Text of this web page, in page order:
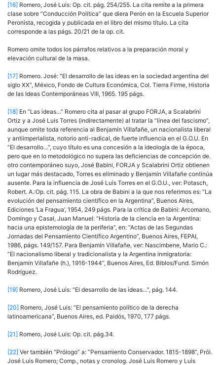
[16] Romero, José Luis: Op. cit. pág. 254/255. La cita remite a la primera
clase sobre “Conducción Política” que diera Perón en la Escuela Superior
Peronista, recogida y publicada en el libro del mismo título. La cita
corresponde a las págs. 20/21 de la op. cit.
Romero omite todos los párrafos relativos a la preparación moral y
elevación cultural de la masa.
[17] Romero. José: “El desarrollo de las ideas en la sociedad argentina del
siglo XX”, México, Fondo de Cultura Económica, Col. Tierra Firme, Historia
de las Ideas Contemporáneas VIII, 1965. 195 págs.
[18] En “Las ideas…” Romero cita al pasar al grupo FORJA, a Scalabrini
Ortiz y a José Luis Torres (indirectamente) al tratar la “línea del fascismo”,
aunque omite toda referencia al Benjamín Villafañe, un nacionalista liberal
y antiimperialista, notorio anti-radical, de fuerte influencia en el G.O.U. En
“El desarrollo…”, cuyo título es una concesión a la ideología de la época,
pero que en lo metodológico no supera las deficiencias de concepción de.
otro contemporáneo suyo, José Babini, FORJA y Scalabrini Ortiz obtienen
un lugar más destacado, Torres es eliminado y Benjamín Villafañe continúa
ausente. Para la influencia de José Luis Torres en el G.O.U., ver: Potasch,
Robert. A.:Op. cit. pág. 115. La obra de Babini a la que nos referimos es: “La
evolución del pensamiento científico en la Argentina”, Buenos Aires,
Ediciones ‘La Fragua’, 1954, 249 págs. Para la crítica de Babini: Arcomano,
Domingo y Casal, Juan Manuel: “Historia de la ciencia en la Argentina:
hacia una epistemología de la periferia”, en: “Actas de las Segundas
Jornadas del Pensamiento Científico Argentino”, Buenos Aires, FEPAI,
1986, págs. 149/157. Para Benjamín Villafañe, ver: Nascimbene, Mario C.:
“El nacionalismo liberal y tradicionalista y la Argentina inmigratoria:
Benjamín Villafañe (h.), 1916-1944”, Buenos Aires, Ed. Biblos/Fund. Simón
Rodríguez.
[19] Romero, José Luis: “El desarrollo de las ideas…”, pág. 144.
[20] Romero, José Luis: “El pensamiento político de la derecha
latinoamericana”, Buenos Aires, ed. Paidós, 1970, 177 págs.
[21] Romero, José Luis: Op. cit. pág.34.
[22] Ver también “Prólogo” a: “Pensamiento Conservador. 1815-1898”, Pról.
José Luis Romero; Comp., notas y cronolog. José Luis Romero y Luis